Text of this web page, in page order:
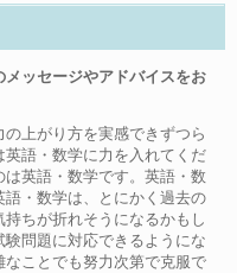
ッセージやアドバイスをお
上がり方を実感できずつら
語・数学に力を入れてくだ
英語・数学です。英語・数
・数学は、とにかく過去の
ちが折れそうになるかもし
問題に対応できるようにな
ことでも努力次第で克服で